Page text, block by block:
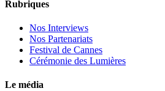
Rubriques
Nos Interviews
Nos Partenariats
Festival de Cannes
Cérémonie des Lumières
Le média